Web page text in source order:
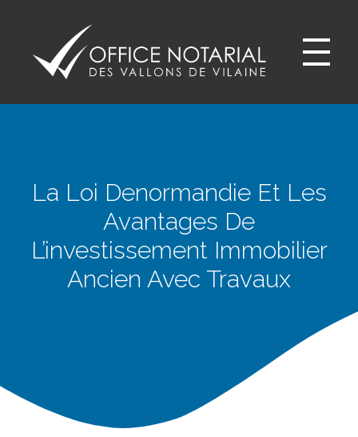
La Loi Denormandie Et Les
Avantages De
L’investissement Immobilier
Ancien Avec Travaux